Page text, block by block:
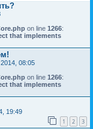
on line 1266:
that implements
08:05
on line 1266:
that implements
19:49
1 2 3